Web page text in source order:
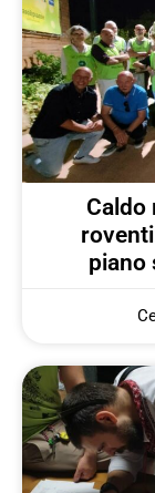
Caldo
piano